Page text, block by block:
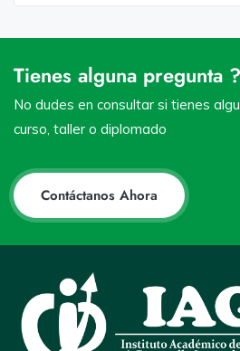
Tienes alguna pregunta ?
No dudes en consultar si tienes
curso, taller o diplomado
Contáctanos Ahora